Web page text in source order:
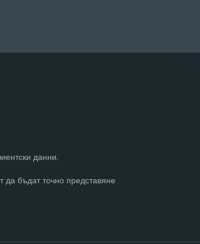
данни.
да бъдат точно представяне